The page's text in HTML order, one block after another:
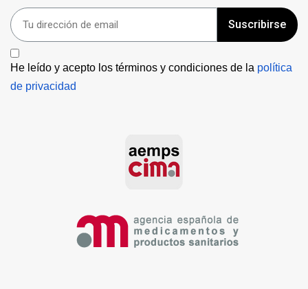
Suscribirse
He leído y acepto los términos y condiciones de la política
de privacidad